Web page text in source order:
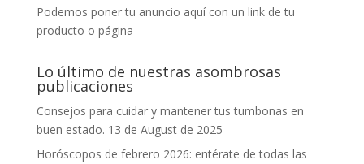
Podemos poner tu anuncio aquí con un link de tu
producto o página
Lo último de nuestras asombrosas
publicaciones
Consejos para cuidar y mantener tus tumbonas en
buen estado. 13 de August de 2025
Horóscopos de febrero 2026: entérate de todas las